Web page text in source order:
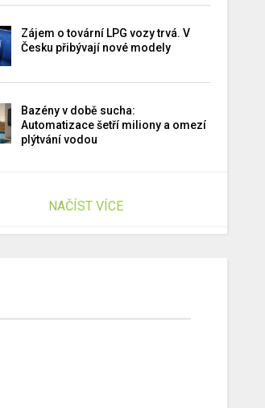
Zájem o tovární LPG vozy trvá. V
Česku přibývají nové modely
Bazény v době sucha:
Automatizace šetří miliony a omezí
plýtvání vodou
NAČÍST VÍCE